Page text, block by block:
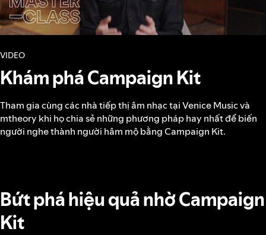
VIDEO
Khám phá Campaign Kit
Tham gia cùng các nhà tiếp thị âm nhạc tại Venice Music và
mtheory khi họ chia sẻ những phương pháp hay nhất để biến
người nghe thành người hâm mộ bằng Campaign Kit.
Bứt phá hiệu quả nhờ Campaign
Kit